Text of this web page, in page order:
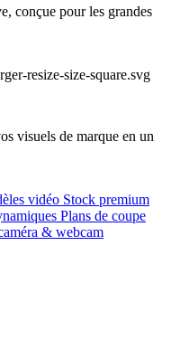
conçue pour les grandes
visuels de marque en un
vidéo Stock premium
Plans de coupe
& webcam